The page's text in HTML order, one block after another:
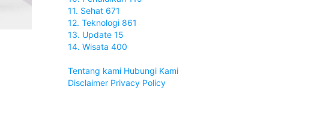
11. Sehat 671
12. Teknologi 861
13. Update 15
14. Wisata 400
Tentang kami Hubungi Kami
Disclaimer Privacy Policy